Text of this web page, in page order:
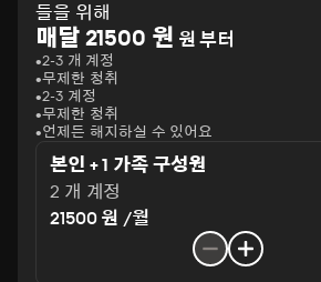
들을 위해
매달 21500 원 원 부터
2-3 개 계정
무제한 청취
2-3 계정
무제한 청취
언제든 해지하실 수 있어요
본인 + 1 가족 구성원
2 개 계정
21500 원 /월